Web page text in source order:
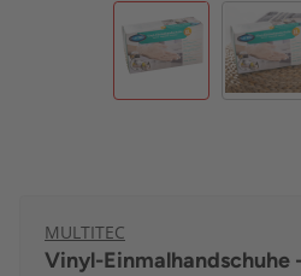
MULTITEC
Vinyl-Einmalhandschuhe